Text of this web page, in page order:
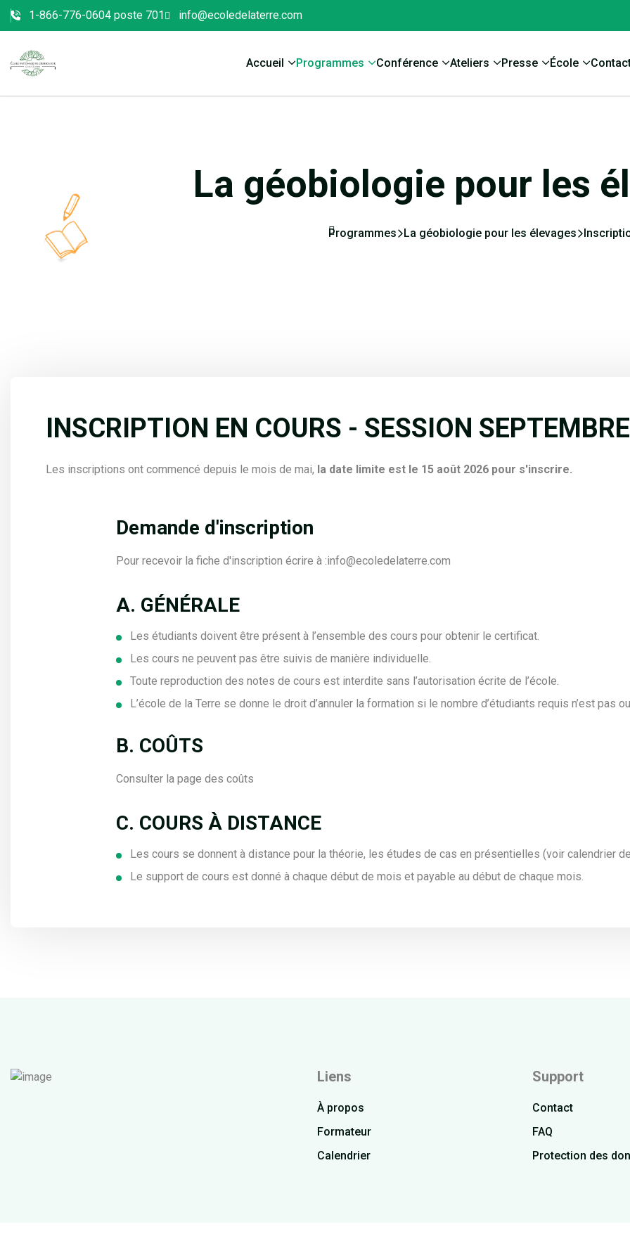
1-866-776-0604 poste 701 info@ecoledelaterre.com
Accueil Programmes Conférence Ateliers Presse École
La géobiologie pour les
Programmes La géobiologie pour les élevages
INSCRIPTION EN COURS - SESSION
Les inscriptions ont commencé depuis le mois de mai, la date limite est le 15 août 2026 pour s'inscrire.
Demande d'inscription
Pour recevoir la fiche d'inscription écrire à :info@ecoledelaterre.com
A. GÉNÉRALE
Les étudiants doivent être présent à l’ensemble des cours pour obtenir le certificat.
Les cours ne peuvent pas être suivis de manière individuelle.
Toute reproduction des notes de cours est interdite sans l’autorisation écrite de l’école.
L’école de la Terre se donne le droit d’annuler la formation si le nombre d’étudiants requis n’est pas
B. COÛTS
Consulter la page des coûts
C. COURS À DISTANCE
Les cours se donnent à distance pour la théorie, les études de cas en présentielles (voir calendrier
Le support de cours est donné à chaque début de mois et payable au début de chaque mois.
Liens
À propos
Formateur
Calendrier
Support
Contact
FAQ
Protection des